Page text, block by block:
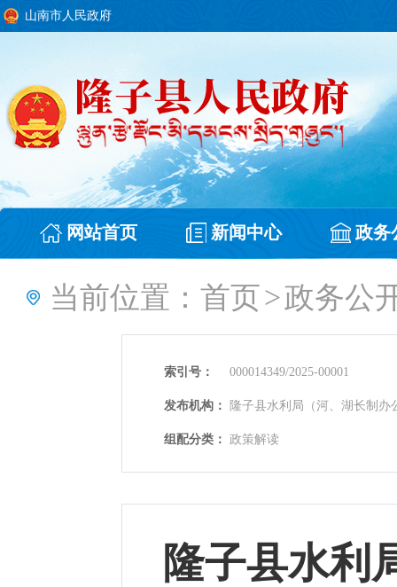
山南市人民政府
网站首页 新闻中心 政务
当前位置： 首页>政务公
索引号： 000014349/2025-00001
发布机构： 隆子县水利局（河、湖长制办
组配分类： 政策解读
隆子县水利